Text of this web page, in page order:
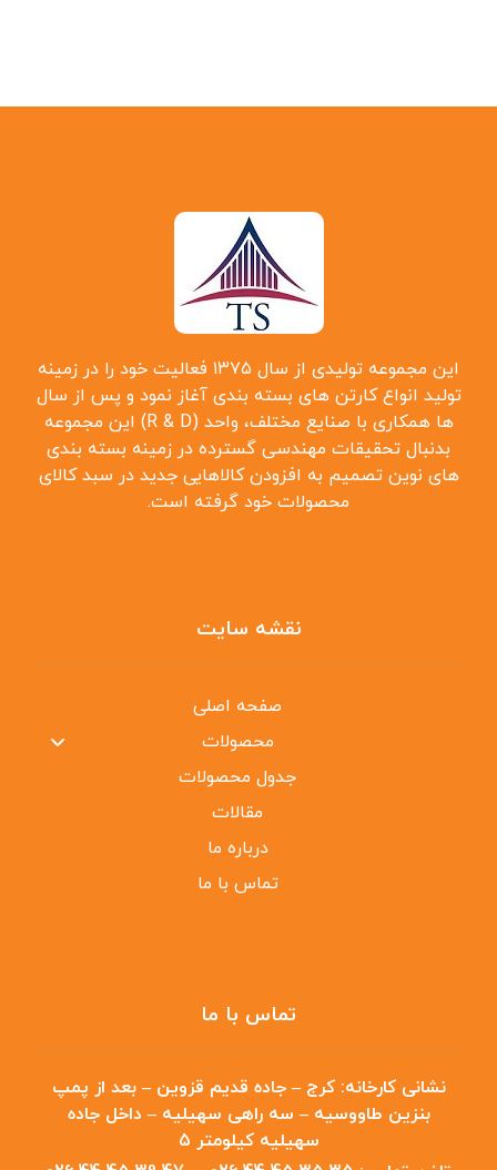
این مجموعه تولیدی از سال ۱۳۷۵ فعالیت خود را در زمینه
تولید انواع کارتن ‌های بسته بندی آغاز نمود و پس از سال
‌ها همکاری با صنایع مختلف، واحد (R & D) این مجموعه
بدنبال تحقیقات مهندسی گسترده در زمینه بسته بندی
‌های نوین تصمیم به افزودن کالاهایی جدید در سبد کالای
محصولات خود گرفته است.
نقشه سایت
صفحه اصلی
محصولات
جدول محصولات
مقالات
درباره ما
تماس با ما
تماس با ما
نشانی کارخانه:کرج – جاده قدیم قزوین – بعد از پمپ
بنزین طاووسیه – سه راهی سهیلیه – داخل جاده
سهیلیه کیلومتر 5